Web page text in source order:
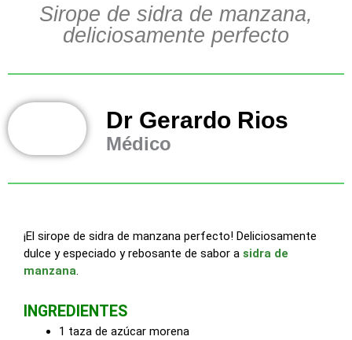
Sirope de sidra de manzana,
deliciosamente perfecto
Dr Gerardo Rios
Médico
¡El sirope de sidra de manzana perfecto! Deliciosamente
dulce y especiado y rebosante de sabor a sidra de
manzana.
INGREDIENTES
1 taza de azúcar morena